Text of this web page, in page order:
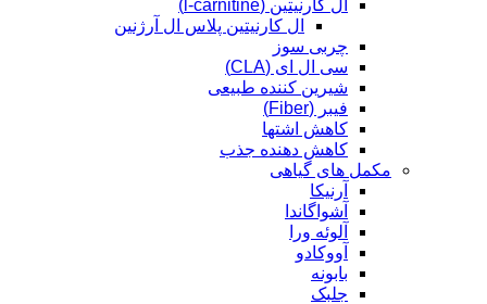
ال کارنیتین (l-carnitine)
ال کارنیتین پلاس ال آرژنین
چربی سوز
سی ال ای (CLA)
شیرین کننده طبیعی
فیبر (Fiber)
کاهش اشتها
کاهش دهنده جذب
مکمل های گیاهی
آرنیکا
آشواگاندا
آلوئه ورا
آووکادو
بابونه
جلبک